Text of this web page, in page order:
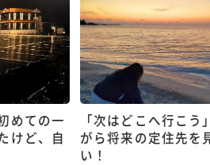
めての一
けど、自
「次はどこへ行こう
がら将来の定住先を
い！